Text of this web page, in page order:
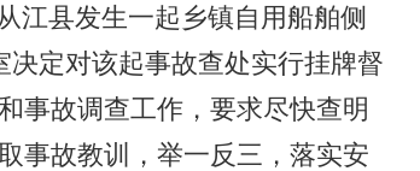
县发生一起乡镇自用船舶侧
定对该起事故查处实行挂牌督
事故调查工作，要求尽快查明
事故教训，举一反三，落实安